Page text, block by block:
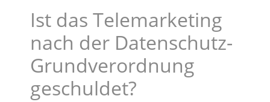
Ist das Telemarketing
nach der Datenschutz-
Grundverordnung
geschuldet?